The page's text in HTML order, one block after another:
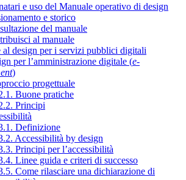
e uso del Manuale operativo di design
e storico
del manuale
al manuale
al design per i servizi pubblici digitali
per l’amministrazione digitale (e-
)
progettuale
Buone pratiche
Principi
Definizione
Accessibilità by design
Principi per l’accessibilità
Linee guida e criteri di successo
Come rilasciare una dichiarazione di